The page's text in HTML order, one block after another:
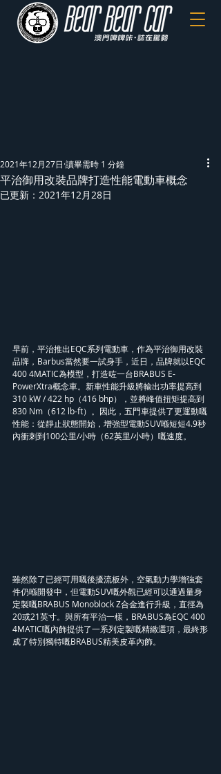
平治御用改裝品牌打造性能電動車概念
2021年12月27日 讀畢需時 1 分鐘
已更新： 2021年12月28日
早前，平治推出EQC系列電動車，作為平治御用改裝
品牌，Barbus當然要一試身手，近日，品牌就以EQC
400 4MATIC為模型，打造咗一台BRABUS E-
PowerXtra概念車。新車性能升級將輸出功率提高到
310 kW / 422 hp（416 bhp），並將峰值扭矩提高到
830 Nm（612 lb-ft）。因此，五門車提供了更運動嘅
性能：從靜止狀態開始，增強型電動SUV喺短短4.9秒
內衝刺到100公里/小時（62英里/小時）嘅速度。
雖然除了已經可用嘅後擾流板外，空氣動力學增強套
件仍喺開發中，但電動SUV嘅外觀已經可以通過量身
定製嘅BRABUS Monoblock Z合金進行升級，直徑為
20或21英寸。與所有平治一樣，BRABUS為EQC 400
4MATIC嘅內飾提供了一系列定製嘅精緻選項，最終形
成了特別獨特嘅BRABUS精美皮革內飾。